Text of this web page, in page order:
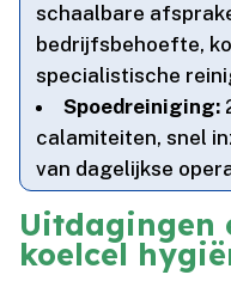
schaalbare
bedrijfsbehoefte,
specialistische
Spoedreiniging:
calamiteiten, snel
van dagelijkse
Uitdagingen
koelcel